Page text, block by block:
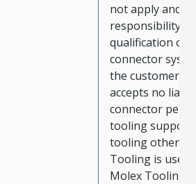
not apply and
responsibility
qualification of
connector
the customer.
accepts no
connector
tooling support
tooling other
Tooling is used
Molex Tooling